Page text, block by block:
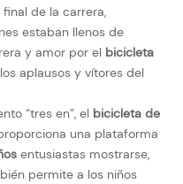
de la carrera,
estaban llenos de
y amor por el bicicleta
aplausos y vítores del
“tres en”, el bicicleta de
una plataforma
entusiastas mostrarse,
permite a los niños